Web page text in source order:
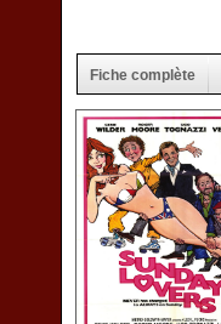
Fiche complète